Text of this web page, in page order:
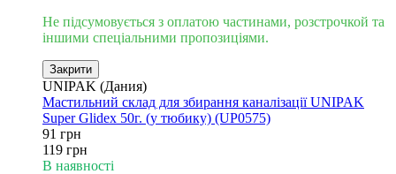
Не підсумовується з оплатою частинами, розстрочкой та
іншими спеціальними пропозиціями.
Закрити
UNIPAK (Дания)
Мастильний склад для збирання каналізації UNIPAK
Super Glidex 50г. (у тюбику) (UP0575)
91 грн
119 грн
В наявності